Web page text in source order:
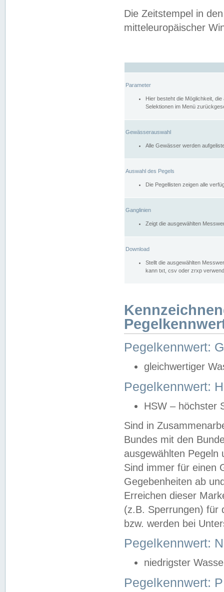
Die Zeitstempel in
mitteleuropäischer
Parameter
Hier besteht die Möglichkeit,
Selektionen im Menü
Gewässerauswahl
Alle Gewässer werden
Auswahl des Pegels
Die Pegellisten zeigen alle
Ganglinien
Zeigt die ausgewählten
Download
Stellt die ausgewählten
kann txt, csv oder zrxp
Pegelkennwert:
gleichwertiger
Pegelkennwert:
HSW – höchster
Sind in
Bundes mit den
ausgewählten
Sind immer für einen
Gegebenheiten ab
Erreichen dieser
(z.B. Sperrungen) für
bzw. werden bei
Pegelkennwert:
niedrigster
Pegelkennwert: